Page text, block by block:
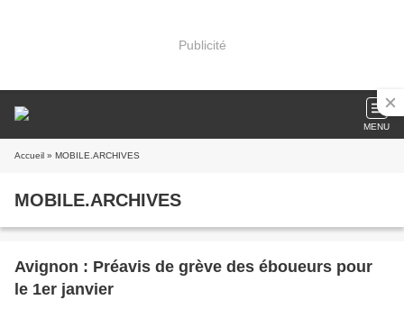
Publicité
MENU
Accueil » MOBILE.ARCHIVES
MOBILE.ARCHIVES
Avignon : Préavis de grève des éboueurs pour
le 1er janvier